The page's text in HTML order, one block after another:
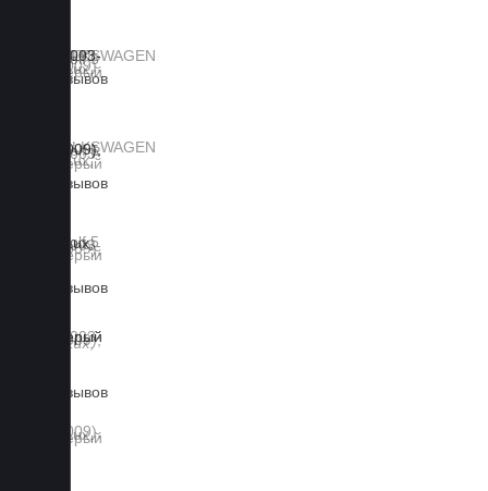
0 отзывов
0 отзывов
0 отзывов
0 отзывов